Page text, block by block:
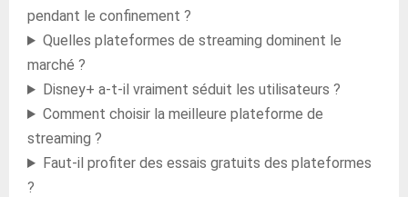
pendant le confinement ?
Quelles plateformes de streaming dominent le
marché ?
Disney+ a-t-il vraiment séduit les utilisateurs ?
Comment choisir la meilleure plateforme de
streaming ?
Faut-il profiter des essais gratuits des plateformes
?